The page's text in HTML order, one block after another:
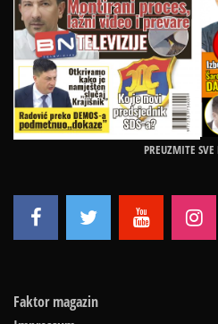
PREUZMITE SVE
Faktor magazin